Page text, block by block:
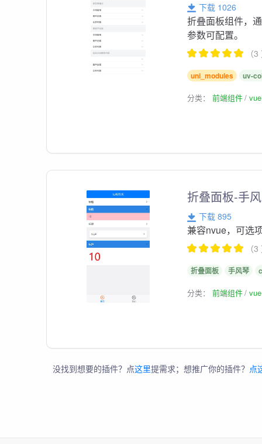
下载 1026
折叠面板组件，
参数可配置。
（
uni_modules uv-
分类：前端组件
折叠面板-手
下载 895
兼容nvue，可选
（
折叠面板 手风琴
分类：前端组件
没找到想要的插件？点这里提需求；想推广你的插件？ 点